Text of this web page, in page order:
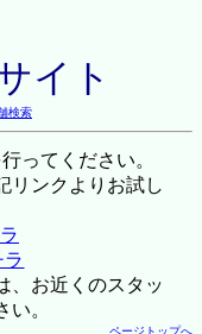
イト
検索
ってください。
リンクよりお試し
、お近くのスタッ
。
ページトップへ